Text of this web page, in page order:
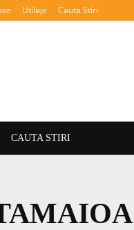
Utilaje Cauta Stiri
CAUTA STIRI